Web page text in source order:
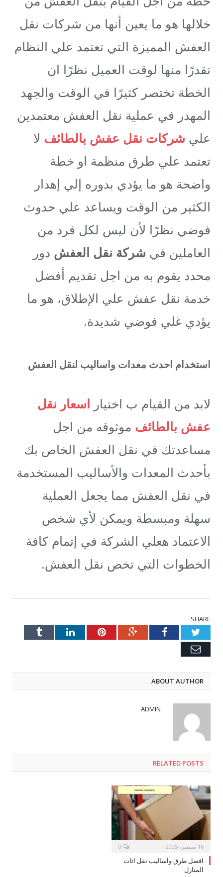
خلالها هو ما يعين أنها من شركات نقل
العفش المميزة التي تعتمد علي النظام
تقدرًا منها لوقت العميل نظرًا ان
الخطة تختصر كثيرًا في الوقت والجهد
المهدر في عملية نقل العفش معتمدين
علي شركات نقل عفش بالطائف لا
تعتمد علي طرق منظمة او خطة
واضحة هو ما يؤدي بدوره إلي إهدار
الكثير من الوقت ويساعد علي حدوث
فوضي نظرًا لأن ليس لكل فرد من
العاملين في شركة نقل العفش دور
محدد يقوم به من اجل تقديم أفضل
خدمة نقل عفش علي الإطلاق، هو ما
يؤدي غلي فوضي شديدة.
استخدام احدث معدات واساليب لنقل العفش
لابد من القيام ب اختيار اسعار نقل
عفش بالطائف موثوقه من اجل
مساعدتك في نقل العفش الخاص بك
بأحدث المعدات والأساليب المستخدمة
في نقل العفش مما يجعل العملية
سهلة ومبسطة ويمكن لأي شخص
الاعتماد هعلي الشركة في إتمام كافة
الخطوات التي تخص نقل العفش.
SHARE.
Twitter
Facebook
Google+
Pinterest
LinkedIn
Tumblr
Email
ABOUT AUTHOR
ADMIN
RELATED POSTS
16 سبتمبر، 2025
افضل طرق واساليب نقل اثاث
المنازل